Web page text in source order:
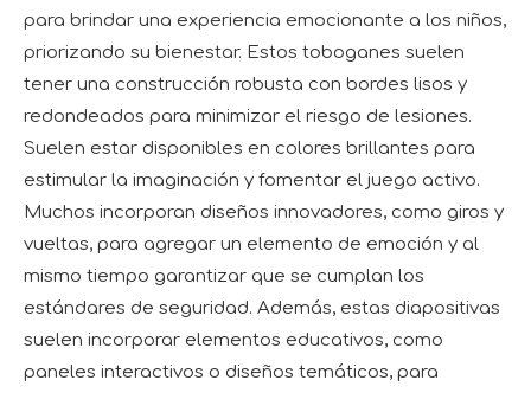
para brindar una experiencia emocionante a los niños,
priorizando su bienestar. Estos toboganes suelen
tener una construcción robusta con bordes lisos y
redondeados para minimizar el riesgo de lesiones.
Suelen estar disponibles en colores brillantes para
estimular la imaginación y fomentar el juego activo.
Muchos incorporan diseños innovadores, como giros y
vueltas, para agregar un elemento de emoción y al
mismo tiempo garantizar que se cumplan los
estándares de seguridad. Además, estas diapositivas
suelen incorporar elementos educativos, como
paneles interactivos o diseños temáticos, para